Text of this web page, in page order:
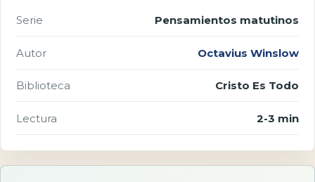
Serie Pensamientos matutinos
Autor Octavius Winslow
Biblioteca Cristo Es Todo
Lectura 2-3 min